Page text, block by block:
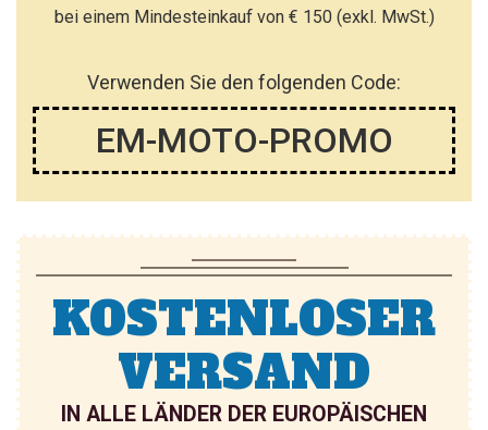
bei einem Mindesteinkauf von € 150 (exkl. MwSt.)
Verwenden Sie den folgenden Code:
EM-MOTO-PROMO
KOSTENLOSER
VERSAND
IN ALLE LÄNDER DER EUROPÄISCHEN